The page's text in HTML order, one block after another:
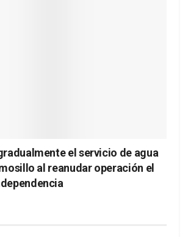
el servicio de agua
al reanudar operación el